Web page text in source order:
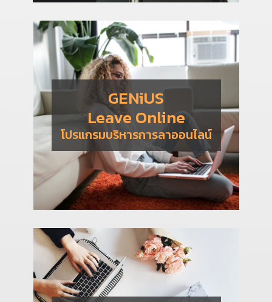
GENiUS
Leave Online
โปรแกรมบริหารการลาออนไลน์